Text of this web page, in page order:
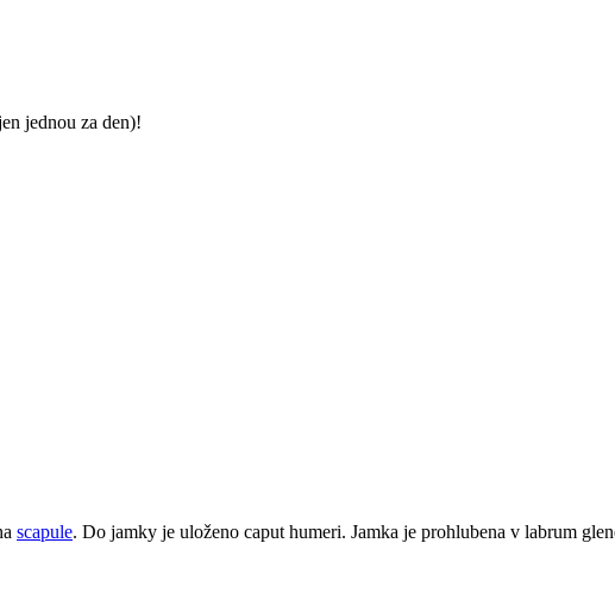
jednou za den)!
scapule. Do jamky je uloženo caput humeri. Jamka je prohlubena v labrum